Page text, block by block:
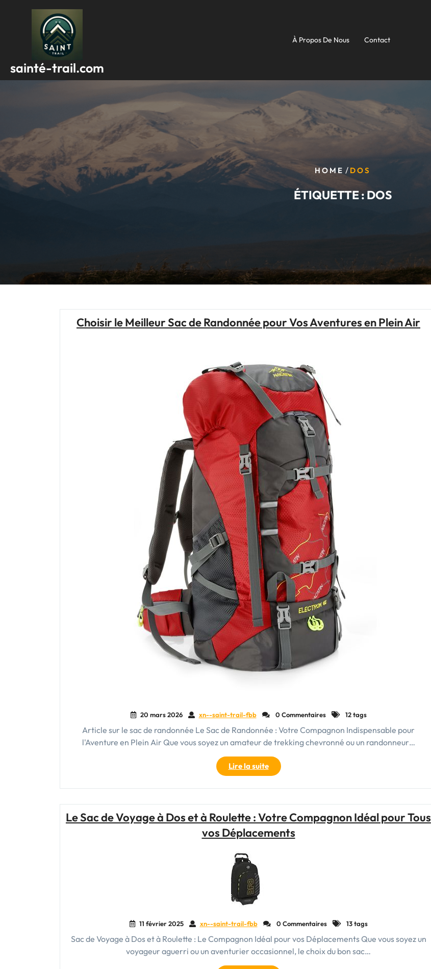
sainté-trail.com
À Propos De Nous Contact
HOME / DOS
ÉTIQUETTE :DOS
Choisir le Meilleur Sac de Randonnée pour Vos Aventures en Plein Air
20 mars 2026 xn--saint-trail-fbb 0 Commentaires 12 tags
Article sur le sac de randonnée Le Sac de Randonnée : Votre Compagnon Indispensable pour
l'Aventure en Plein Air Que vous soyez un amateur de trekking chevronné ou un randonneur…
Lire la suite"Choisir
le
Meilleur
Randonnée
pour
Le Sac de Voyage à Dos et à Roulette : Votre Compagnon Idéal pour Tous
vos Déplacements
11 février 2025 xn--saint-trail-fbb 0 Commentaires 13 tags
Sac de Voyage à Dos et à Roulette : Le Compagnon Idéal pour vos Déplacements Que vous soyez un
voyageur aguerri ou un aventurier occasionnel, le choix du bon sac…